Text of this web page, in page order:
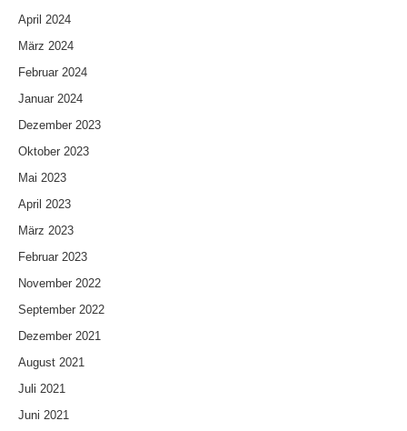
April 2024
März 2024
Februar 2024
Januar 2024
Dezember 2023
Oktober 2023
Mai 2023
April 2023
März 2023
Februar 2023
November 2022
September 2022
Dezember 2021
August 2021
Juli 2021
Juni 2021